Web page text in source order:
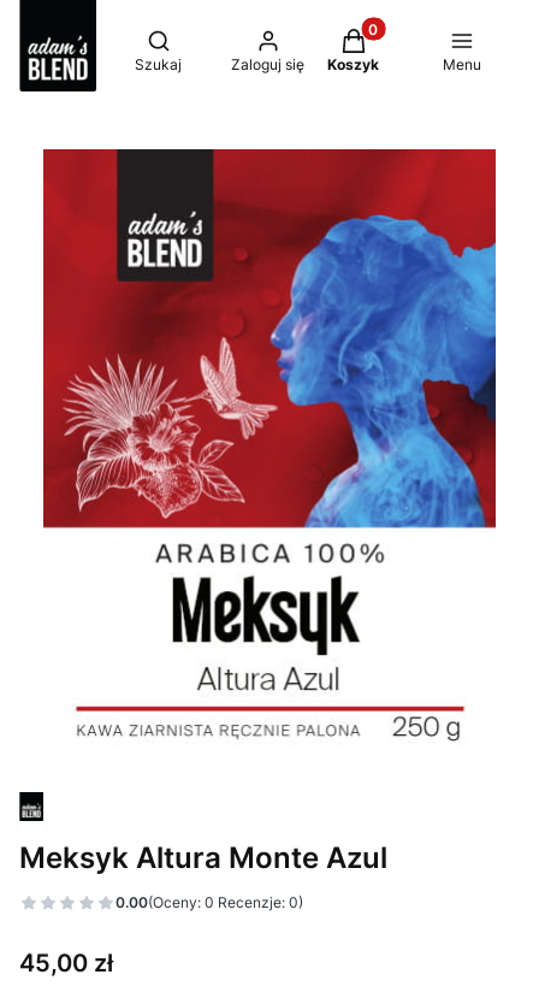
Otwórz wyszukiwarkę
Szukaj Zaloguj się
Produkty w koszyku:
Koszyk Menu
Meksyk Altura Monte Azul
0.00(Oceny: 0 Recenzje: 0)
Cena
45,00 zł